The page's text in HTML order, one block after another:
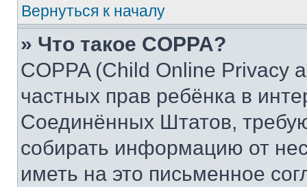
Вернуться к началу
» Что такое COPPA?
COPPA (Child Online Privacy
частных прав ребёнка в
Соединённых Штатов,
собирать информацию от
иметь на это письменное